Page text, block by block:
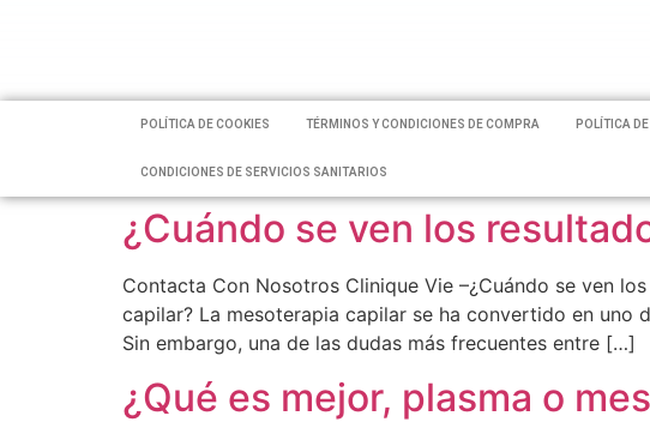
POLÍTICA DE COOKIES TÉRMINOS Y CONDICIONES DE COMPRA POLÍTICA
CONDICIONES DE SERVICIOS SANITARIOS
¿Cuándo se ven los
Contacta Con Nosotros Clinique Vie –¿Cuándo se ven
capilar? La mesoterapia capilar se ha convertido en
Sin embargo, una de las dudas más frecuentes entre […]
¿Qué es mejor, plasma o